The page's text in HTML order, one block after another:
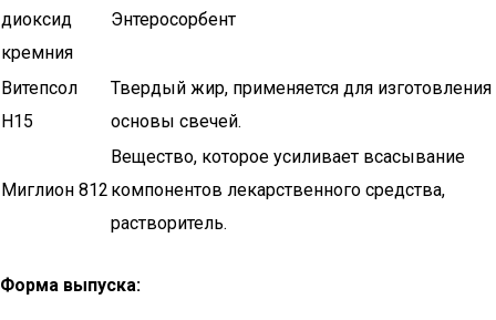
диоксид
кремния
Энтеросорбент
Витепсол
Н15
Твердый жир, применяется для изготовления
основы свечей.
Миглион 812
Вещество, которое усиливает всасывание
компонентов лекарственного средства,
растворитель.
Форма выпуска: